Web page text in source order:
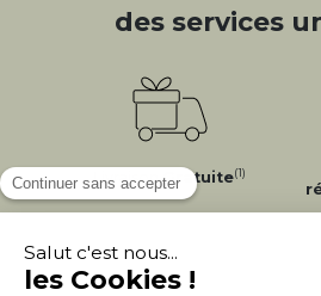
des services
LivraisonGratuite(1)